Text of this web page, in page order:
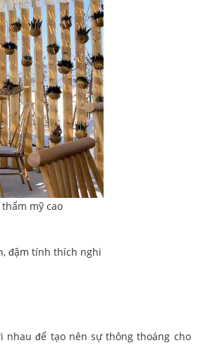
mỹ cao
đậm tính thích nghi
nhau để tạo nên sự thông thoáng cho